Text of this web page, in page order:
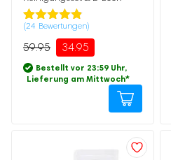
Bewertet
mit 4.83
von 5,
basierend
auf
24
Kundenbewertung
(24 Bewertungen)
59.95 34.95
Bestellt vor 23:59 Uhr,
Lieferung am Mittwoch*